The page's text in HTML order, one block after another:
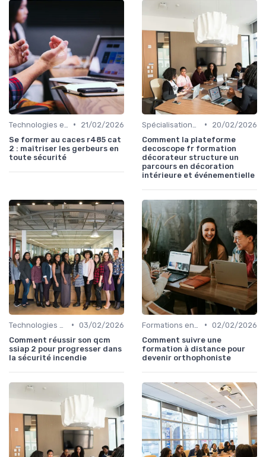
•
21/02/2026
Se former au caces r485 cat
2 : maîtriser les gerbeurs en
toute sécurité
•
20/02/2026
Comment la plateforme
decoscope fr formation
décorateur structure un
parcours en décoration
intérieure et événementielle
• 03/02/2026
Comment réussir son qcm
ssiap 2 pour progresser dans
la sécurité incendie
• 02/02/2026
Comment suivre une
formation à distance pour
devenir orthophoniste